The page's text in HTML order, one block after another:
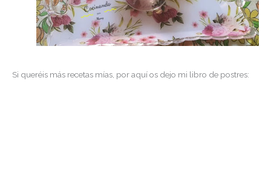
Si queréis más recetas mías, por aquí os dejo mi libro de postres: